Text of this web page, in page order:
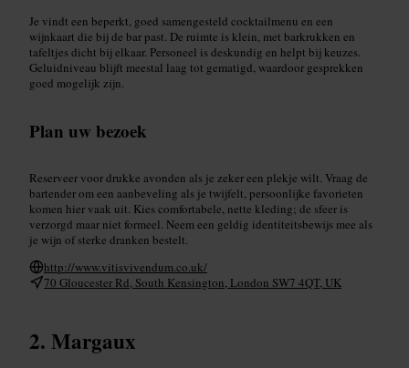
Je vindt een beperkt, goed samengesteld cocktailmenu en een
wijnkaart die bij de bar past. De ruimte is klein, met barkrukken en
tafeltjes dicht bij elkaar. Personeel is deskundig en helpt bij keuzes.
Geluidniveau blijft meestal laag tot gematigd, waardoor gesprekken
goed mogelijk zijn.
Plan uw bezoek
Reserveer voor drukke avonden als je zeker een plekje wilt. Vraag de
bartender om een aanbeveling als je twijfelt, persoonlijke favorieten
komen hier vaak uit. Kies comfortabele, nette kleding; de sfeer is
verzorgd maar niet formeel. Neem een geldig identiteitsbewijs mee als
je wijn of sterke dranken bestelt.
http://www.vitisvivendum.co.uk/
70 Gloucester Rd, South Kensington, London SW7 4QT, UK
Margaux